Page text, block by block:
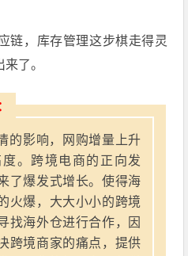
链，库存管理这步棋走得灵
了。
的影响，网购增量上升
。跨境电商的正向发
了爆发式增长。使得海
火爆，大大小小的跨境
找海外仓进行合作，因
跨境商家的痛点，提供